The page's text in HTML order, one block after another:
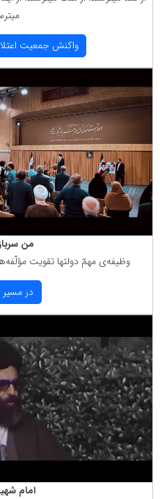
واكنش جمعیت
من
وظیفه‌ی مهمّ دولتها تقویت
در
امام